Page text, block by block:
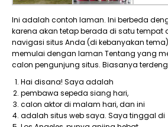
Ini adalah contoh laman. Ini berbeda
karena akan tetap berada di satu tempat
navigasi situs Anda (di kebanyakan
memulai dengan laman Tentang yang
calon pengunjung situs. Biasanya
Hai disana! Saya adalah
pembawa sepeda siang hari,
calon aktor di malam hari, dan ini
adalah situs web saya. Saya tinggal di